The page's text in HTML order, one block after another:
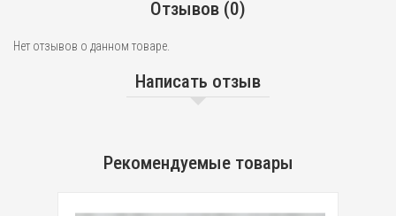
Отзывов (0)
Нет отзывов о данном товаре.
Написать отзыв
Рекомендуемые товары